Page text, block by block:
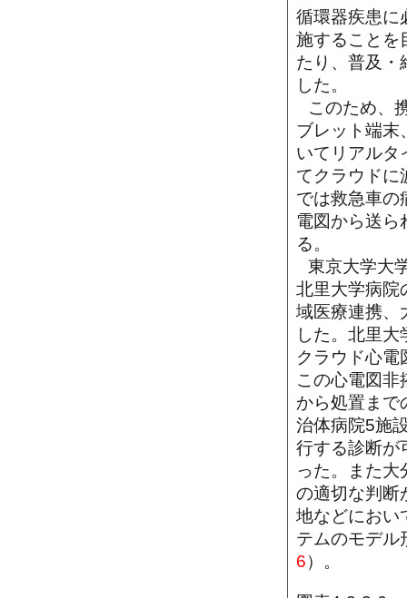
循環器疾患に
施することを
たり、普及・
した。
このため、
ブレット端末
いてリアルタ
てクラウドに
では救急車の
電図から送ら
る。
東京大学大
北里大学病院
域医療連携、
した。北里
クラウド心電
この心電図非
から処置まで
治体病院5施
行する診断が
った。また
の適切な判断
地などにおい
テムのモデル
6）。